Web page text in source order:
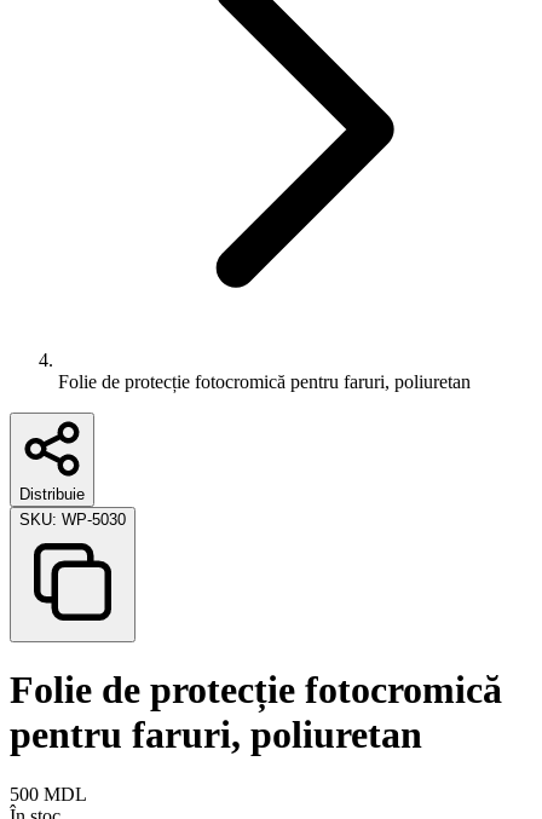
Folie de protecție fotocromică pentru faruri, poliuretan
Distribuie
SKU: WP-5030
Folie de protecție fotocromică
pentru faruri, poliuretan
500 MDL